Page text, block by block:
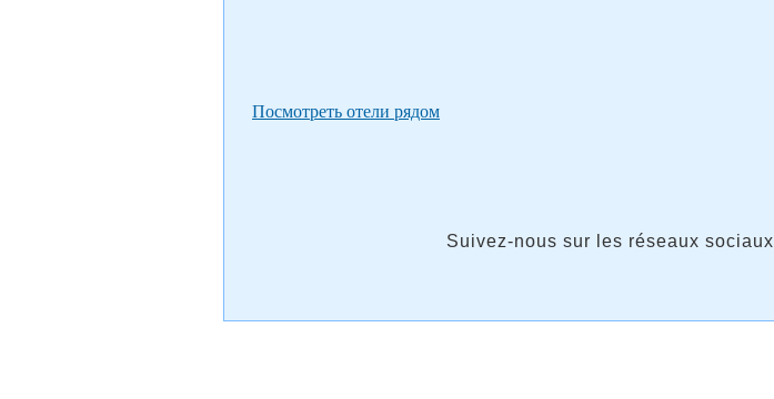
Посмотреть отели рядом
Suivez-nous sur les réseaux sociaux